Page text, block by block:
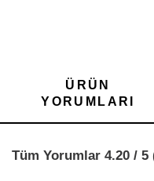
ÜRÜN
YORUMLARI
Tüm Yorumlar 4.20 / 5